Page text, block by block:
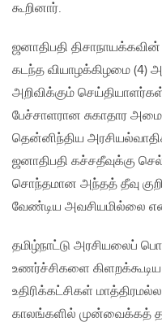
கூறினார்.
ஜனாதிபதி திசாநாயக்கவின்
கடந்த வியாழக்கிழமை
அறிவிக்கும்
பேச்சாளரான சுகாதார
தென்னிந்திய
ஜனாதிபதி கச்சதீவுக்கு
சொந்தமான அந்தத் தீவு
வேண்டிய அவசியமில்லை
தமிழ்நாட்டு அரசியலைப்
உணர்ச்சிகளை
உதிரிக்கட்சிகள்
காலங்களில் முன்வைக்கத்